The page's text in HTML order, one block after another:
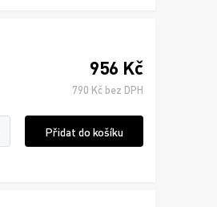
956 Kč
790 Kč bez DPH
Přidat do košíku